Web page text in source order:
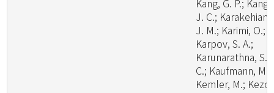
Kang, G. P.; Kang,
J. C.; Karakehian,
J. M.; Karimi, O.;
Karpov, S. A.;
Karunarathna, S.
C.; Kaufmann, M.;
Kemler, M.; Kezo,